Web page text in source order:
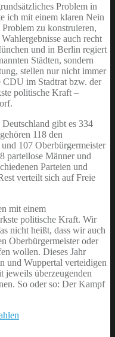
Problem in
ich mit einem klaren Nein
zu konstruieren,
auch recht
und in Berlin regiert
Städten, sondern
stellen nur nicht immer
CDU im Stadtrat bzw. der
politische Kraft –
gibt es 334
gehören 118 den
107 Oberbürgermeister
parteilose Männer und
Parteien und
verteilt sich auf Freie
mit einem
politische Kraft. Wir
nicht heißt, dass wir auch
Oberbürgermeister oder
wollen. Dieses Jahr
und Wuppertal verteidigen
jeweils überzeugenden
So oder so: Der Kampf